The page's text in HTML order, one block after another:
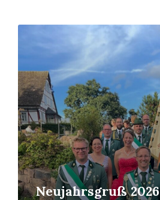
Neujahrsgruß 2026
Mehr